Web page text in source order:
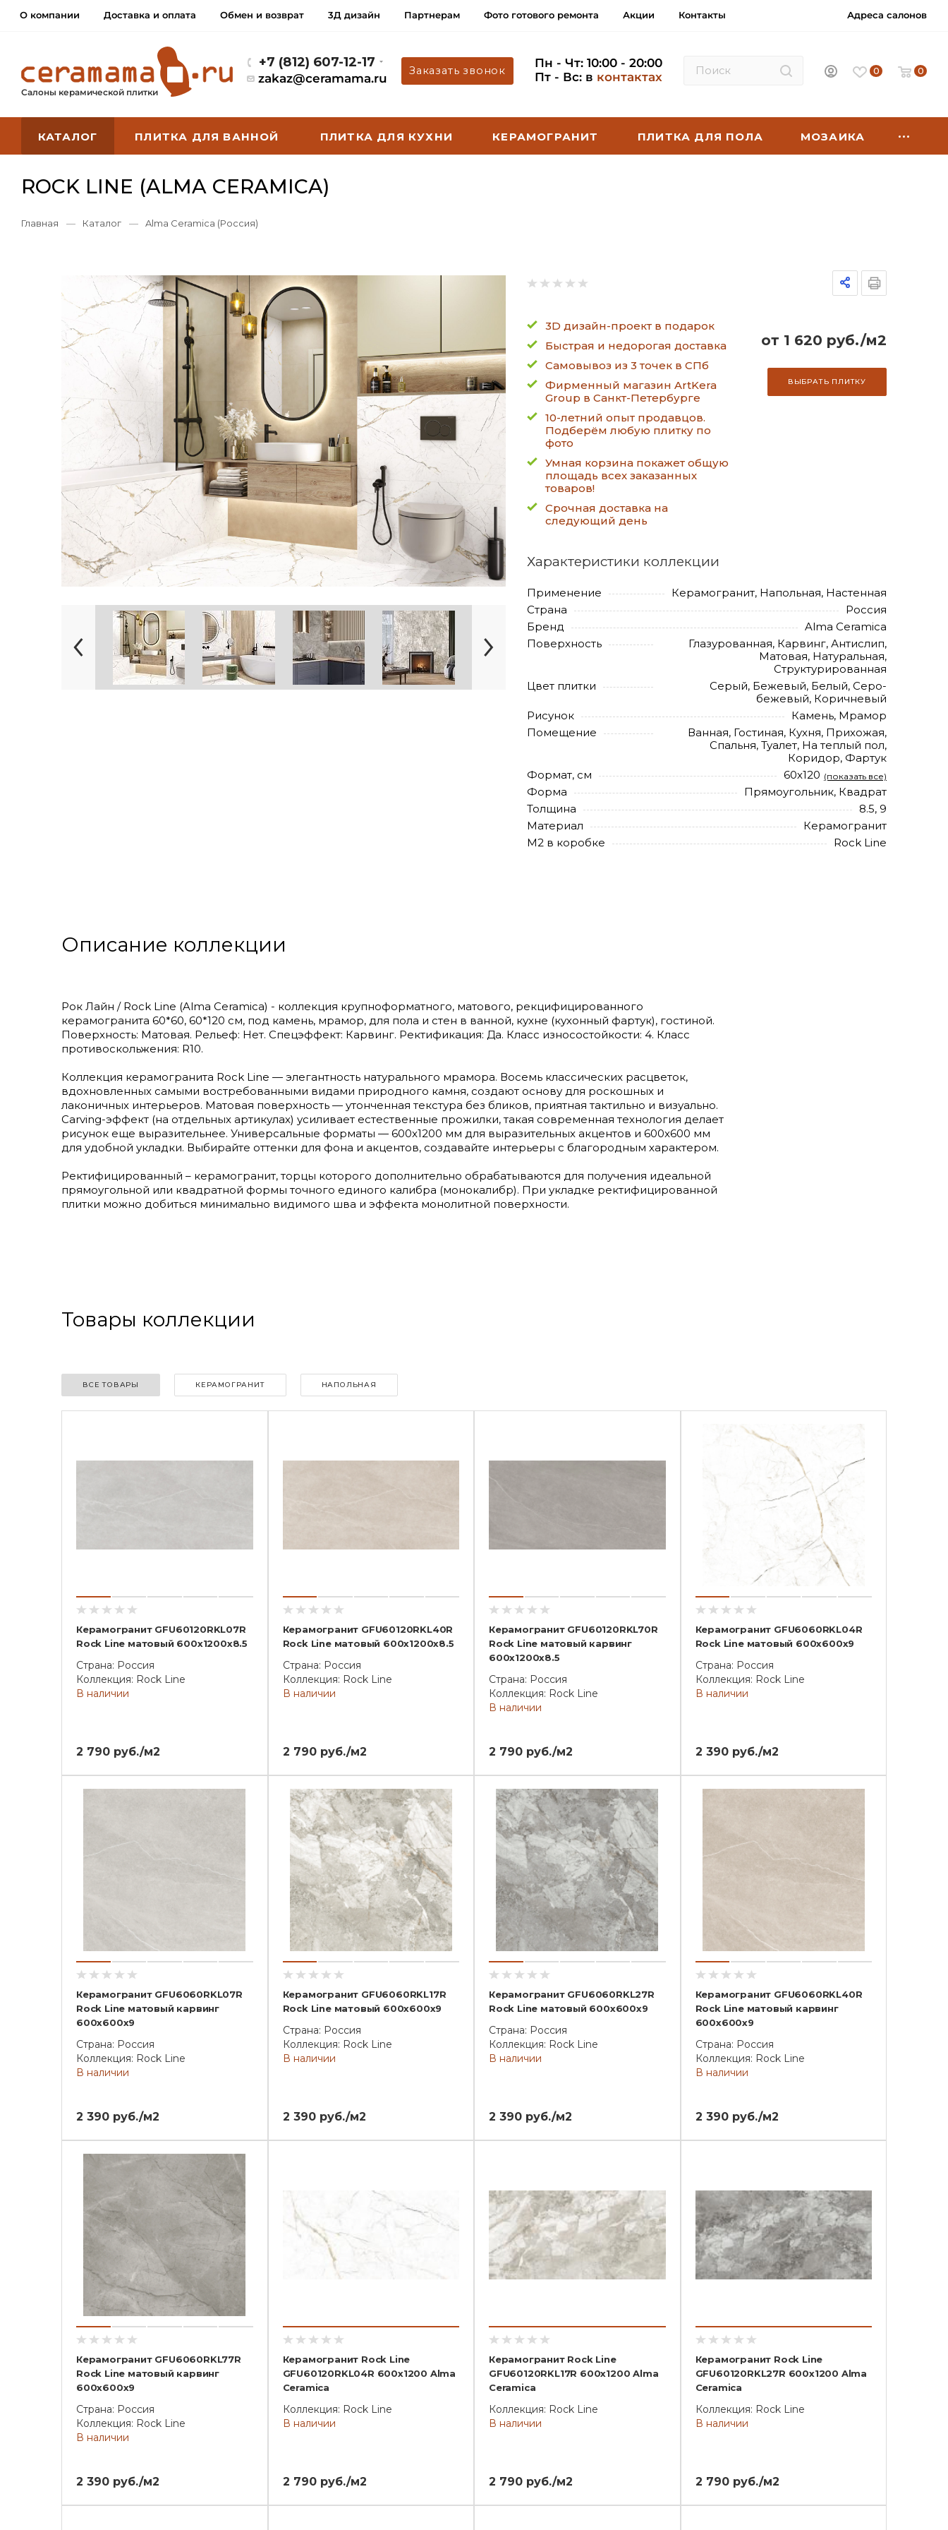
О компании Доставка и оплата Обмен и возврат 3Д дизайн Партнерам Фото готового ремонта Акции Контакты Адреса салонов
Салоны керамической плитки
+7 (812) 607-12-17
zakaz@ceramama.ru
Заказать звонок
Пн - Чт: 10:00 - 20:00
Пт - Вс: в контактах 0 0
КАТАЛОГ ПЛИТКА ДЛЯ ВАННОЙ ПЛИТКА ДЛЯ КУХНИ КЕРАМОГРАНИТ ПЛИТКА ДЛЯ ПОЛА МОЗАИКА
ROCK LINE (ALMA CERAMICA)
Главная — Каталог — Alma Ceramica (Россия)
3D дизайн-проект в подарок
Быстрая и недорогая доставка
Самовывоз из 3 точек в СПб
Фирменный магазин ArtKera
Group в Санкт-Петербурге
10-летний опыт продавцов.
Подберём любую плитку по
фото
Умная корзина покажет общую
площадь всех заказанных
товаров!
Срочная доставка на
следующий день
от 1 620 руб./м2
ВЫБРАТЬ ПЛИТКУ
Характеристики коллекции
Применение
Керамогранит, Напольная, Настенная
Страна
Россия
Бренд
Alma Ceramica
Поверхность
Глазурованная, Карвинг, Антислип,
Матовая, Натуральная,
Структурированная
Цвет плитки
Серый, Бежевый, Белый, Серо-
бежевый, Коричневый
Рисунок
Камень, Мрамор
Помещение
Ванная, Гостиная, Кухня, Прихожая,
Спальня, Туалет, На теплый пол,
Коридор, Фартук
Формат, см
60х120 (показать все)
Форма
Прямоугольник, Квадрат
Толщина
8.5, 9
Материал
Керамогранит
М2 в коробке
Rock Line
Описание коллекции
Рок Лайн / Rock Line (Alma Ceramica) - коллекция крупноформатного, матового, рекцифицированного
керамогранита 60*60, 60*120 см, под камень, мрамор, для пола и стен в ванной, кухне (кухонный фартук), гостиной.
Поверхность: Матовая. Рельеф: Нет. Спецэффект: Карвинг. Ректификация: Да. Класс износостойкости: 4. Класс
противоскольжения: R10.
Коллекция керамогранита Rock Line — элегантность натурального мрамора. Восемь классических расцветок,
вдохновленных самыми востребованными видами природного камня, создают основу для роскошных и
лаконичных интерьеров. Матовая поверхность — утонченная текстура без бликов, приятная тактильно и визуально.
Carving-эффект (на отдельных артикулах) усиливает естественные прожилки, такая современная технология делает
рисунок еще выразительнее. Универсальные форматы — 600x1200 мм для выразительных акцентов и 600x600 мм
для удобной укладки. Выбирайте оттенки для фона и акцентов, создавайте интерьеры с благородным характером.
Ректифицированный – керамогранит, торцы которого дополнительно обрабатываются для получения идеальной
прямоугольной или квадратной формы точного единого калибра (монокалибр). При укладке ректифицированной
плитки можно добиться минимально видимого шва и эффекта монолитной поверхности.
Товары коллекции
ВСЕ ТОВАРЫ КЕРАМОГРАНИТ НАПОЛЬНАЯ
Керамогранит GFU60120RKL07R
Rock Line матовый 600x1200x8.5
Страна: Россия
Коллекция: Rock Line
В наличии
2 790 руб./м2
Керамогранит GFU60120RKL40R
Rock Line матовый 600x1200x8.5
Страна: Россия
Коллекция: Rock Line
В наличии
2 790 руб./м2
Керамогранит GFU60120RKL70R
Rock Line матовый карвинг
600x1200x8.5
Страна: Россия
Коллекция: Rock Line
В наличии
2 790 руб./м2
Керамогранит GFU6060RKL04R
Rock Line матовый 600x600x9
Страна: Россия
Коллекция: Rock Line
В наличии
2 390 руб./м2
Керамогранит GFU6060RKL07R
Rock Line матовый карвинг
600x600x9
Страна: Россия
Коллекция: Rock Line
В наличии
2 390 руб./м2
Керамогранит GFU6060RKL17R
Rock Line матовый 600x600x9
Страна: Россия
Коллекция: Rock Line
В наличии
2 390 руб./м2
Керамогранит GFU6060RKL27R
Rock Line матовый 600x600x9
Страна: Россия
Коллекция: Rock Line
В наличии
2 390 руб./м2
Керамогранит GFU6060RKL40R
Rock Line матовый карвинг
600x600x9
Страна: Россия
Коллекция: Rock Line
В наличии
2 390 руб./м2
Керамогранит GFU6060RKL77R
Rock Line матовый карвинг
600x600x9
Страна: Россия
Коллекция: Rock Line
В наличии
2 390 руб./м2
Керамогранит Rock Line
GFU60120RKL04R 600x1200 Alma
Ceramica
Коллекция: Rock Line
В наличии
2 790 руб./м2
Керамогранит Rock Line
GFU60120RKL17R 600x1200 Alma
Ceramica
Коллекция: Rock Line
В наличии
2 790 руб./м2
Керамогранит Rock Line
GFU60120RKL27R 600x1200 Alma
Ceramica
Коллекция: Rock Line
В наличии
2 790 руб./м2